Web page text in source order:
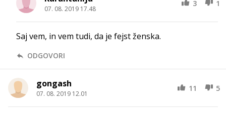
07. 08. 2019 17.48
3 1
Saj vem, in vem tudi, da je fejst ženska.
ODGOVORI
gongash
07. 08. 2019 12.01
11 5